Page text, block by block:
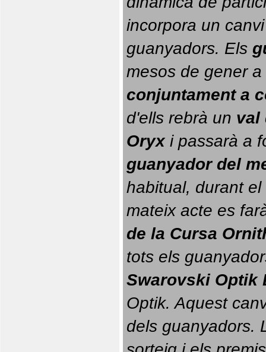
incorpora un
guanyadors. Els
conjuntament a
d'ells rebrà un val
Oryx i passarà a
guanyador del
habitual, durant el
mateix acte es
de la Cursa
tots els
Swarovski Optik
Optik. Aquest
dels guanyadors.